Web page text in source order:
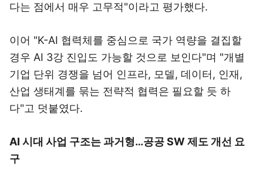
다는 점에서 매우 고무적"이라고 평가했다.
이어 "K-AI 협력체를 중심으로 국가 역량을 결집할
경우 AI 3강 진입도 가능할 것으로 보인다"며 "개별
기업 단위 경쟁을 넘어 인프라, 모델, 데이터, 인재,
산업 생태계를 묶는 전략적 협력은 필요할 듯 하
다"고 덧붙였다.
AI 시대 사업 구조는 과거형…공공 SW 제도 개선 요
구